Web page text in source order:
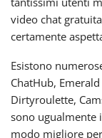
video chat
certamente
Esistono
ChatHub,
Dirtyroulette,
sono ugualmente
modo migliore